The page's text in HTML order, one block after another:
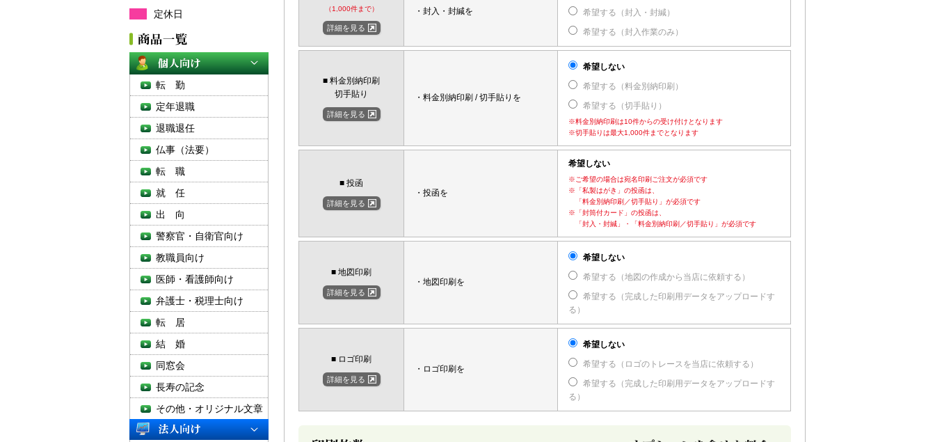
（1,000件まで）
詳細を見る
・封入・封緘を
希望する（封入・封緘）
希望する（封入作業のみ）
■ 料金別納印刷
切手貼り
詳細を見る
・料金別納印刷 / 切手貼りを
希望しない
希望する（料金別納印刷）
希望する（切手貼り）
※料金別納印刷は10件からの受け付けとなります
※切手貼りは最大1,000件までとなります
■ 投函
詳細を見る
・投函を
希望しない
※ご希望の場合は宛名印刷ご注文が必須です
※「私製はがき」の投函は、
「料金別納印刷／切手貼り」が必須です
※「封筒付カード」の投函は、
「封入・封緘」・「料金別納印刷／切手貼り」が必須です
■ 地図印刷
詳細を見る
・地図印刷を
希望しない
希望する（地図の作成から当店に依頼する）
希望する（完成した印刷用データをアップロードす
る）
■ ロゴ印刷
詳細を見る
・ロゴ印刷を
希望しない
希望する（ロゴのトレースを当店に依頼する）
希望する（完成した印刷用データをアップロードす
る）
定休日
転 勤
定年退職
退職退任
仏事（法要）
転 職
就 任
出 向
警察官・自衛官向け
教職員向け
医師・看護師向け
弁護士・税理士向け
転 居
結 婚
同窓会
長寿の記念
その他・オリジナル文章